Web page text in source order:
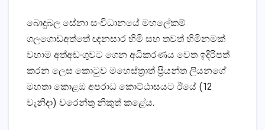
බොදුබල සේනා සංවිධානයේ මහලේකම්
ගලගොඩඅත්තේ ඥනසාර හිමි සහ තවත් හිමිනමක්‌
වහාම අත්අඩංගුවට ගෙන අධිකරණය වෙත ඉදිරිපත්
කරන ලෙස කොටුව මහෙස්‌ත්‍රාත් ප්‍රියන්ත ලියනගේ
මහතා කොළඹ අපරාධ කොට්‌ඨාසයට ඊයේ (12
වැනිදා) වරෙන්තු නිකුත් කළේය.